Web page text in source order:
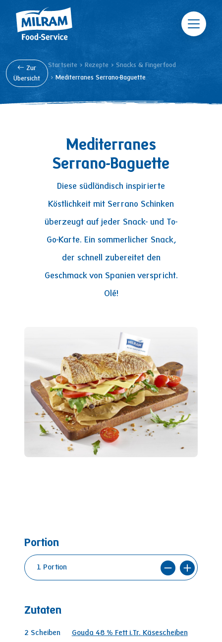
Direkt zum Inhalt
Zur
Übersicht
Pfadnavigation
Startseite Rezepte
Snacks & Fingerfood
Mediterranes Serrano-Baguette
Mediterranes
Serrano-Baguette
Diese südländisch inspirierte
Köstlichkeit mit Serrano Schinken
überzeugt auf jeder Snack- und To-
Go-Karte. Ein sommerlicher Snack,
der schnell zubereitet den
Geschmack von Spanien verspricht.
Olé!
Portion
Zutaten
2 Scheiben
Gouda 48 % Fett i.Tr. Käsescheiben